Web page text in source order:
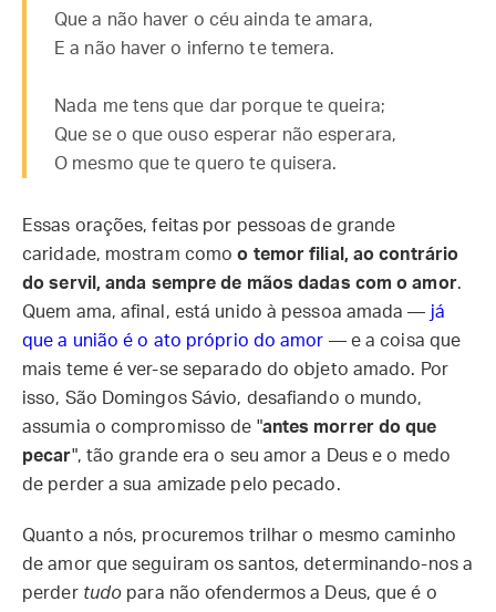
Que a não haver o céu ainda te amara,
E a não haver o inferno te temera.
Nada me tens que dar porque te queira;
Que se o que ouso esperar não esperara,
O mesmo que te quero te quisera.
Essas orações, feitas por pessoas de grande
caridade, mostram comoo temor filial, ao contrário
do servil, anda sempre de mãos dadas com o amor.
Quem ama, afinal, está unido à pessoa amada — já
que a união é o ato próprio do amor — e a coisa que
mais teme é ver-se separado do objeto amado. Por
isso, São Domingos Sávio, desafiando o mundo,
assumia o compromisso de "antes morrer do que
pecar", tão grande era o seu amor a Deus e o medo
de perder a sua amizade pelo pecado.
Quanto a nós, procuremos trilhar o mesmo caminho
de amor que seguiram os santos, determinando-nos a
perder tudo para não ofendermos a Deus, que é o